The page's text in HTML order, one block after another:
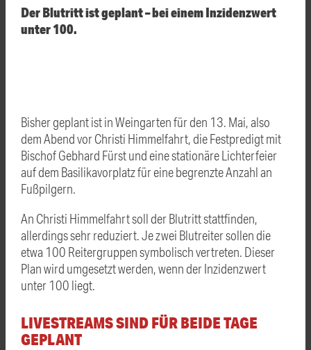
Der Blutritt ist geplant – bei einem Inzidenzwert
unter 100.
Bisher geplant ist in Weingarten für den 13. Mai, also
dem Abend vor Christi Himmelfahrt, die Festpredigt mit
Bischof Gebhard Fürst und eine stationäre Lichterfeier
auf dem Basilikavorplatz für eine begrenzte Anzahl an
Fußpilgern.
An Christi Himmelfahrt soll der Blutritt stattfinden,
allerdings sehr reduziert. Je zwei Blutreiter sollen die
etwa 100 Reitergruppen symbolisch vertreten. Dieser
Plan wird umgesetzt werden, wenn der Inzidenzwert
unter 100 liegt.
LIVESTREAMS SIND FÜR BEIDE TAGE
GEPLANT